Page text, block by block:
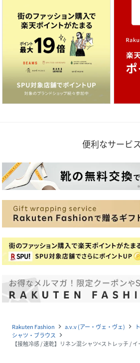
便利なサービス
Rakuten Fashion navigate_next a.v.v (アー・ヴェ・ヴェ) navigate_next
シャツ・ブラウス navigate_next
【接触冷感 / 速乾】リネン混シャツ<ストレッチ /